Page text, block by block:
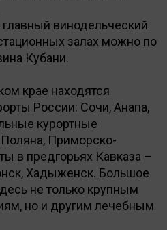
винодельческий
залах можно по
Кубани.
крае находятся
России: Сочи, Анапа,
курортные
Приморско-
в предгорьях Кавказа –
Хадыженск. Большое
не только крупным
но и другим лечебным